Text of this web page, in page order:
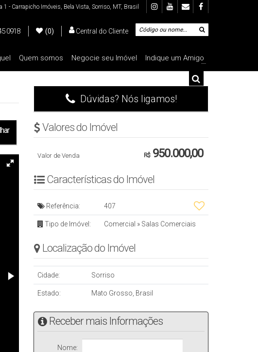
1 - Carrapicho Imóveis, Bela Vista, Sorriso, MT, Brasil
Central do Cliente
(0)
0918
+
Indique um Amigo
Negocie seu Imóvel
Quem somos
Dúvidas? Nós ligamos!
Valores do Imóvel
R$950.000,00
Valor de Venda
Características do Imóvel
Referência: 407
Tipo de Imóvel: Comercial » Salas Comerciais
Localização do Imóvel
Cidade: Sorriso
Estado: Mato Grosso, Brasil
Receber mais Informações
Nome: